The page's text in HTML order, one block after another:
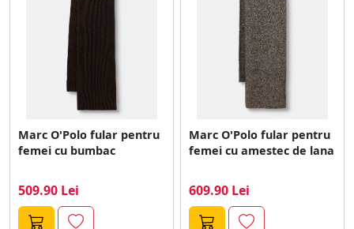
Marc O'Polo fular pentru
femei cu bumbac
509.90 Lei
Marc O'Polo fular pentru
femei cu amestec de lana
609.90 Lei